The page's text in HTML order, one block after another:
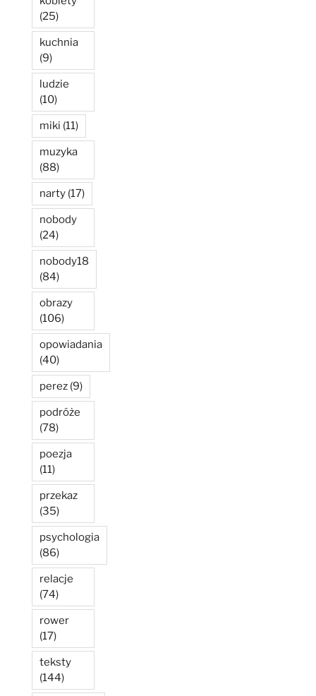
(25)
kuchnia
(9)
ludzie
(10)
miki (11)
muzyka
(88)
narty (17)
nobody
(24)
nobody18
(84)
obrazy
(106)
opowiadania
(40)
perez (9)
podróże
(78)
poezja
(11)
przekaz
(35)
psychologia
(86)
relacje
(74)
rower
(17)
teksty
(144)